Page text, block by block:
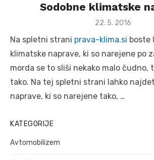
Sodobne klimatske
Posted
22. 5. 2016
Na spletni strani prava-klima.si boste
klimatske naprave, ki so narejene po
morda se to sliši nekako malo čudno,
tako. Na tej spletni strani lahko
naprave, ki so narejene tako, …
KATEGORIJE
Avtomobilizem